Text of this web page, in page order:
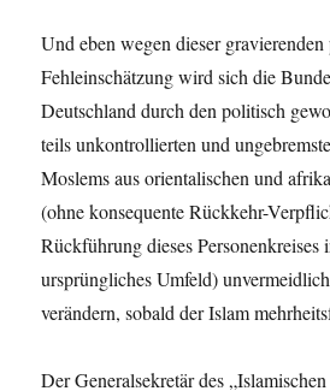
Und eben wegen dieser
Fehleinschätzung wird sich die
Deutschland durch den politisch
teils unkontrollierten und
Moslems aus orientalischen und
(ohne konsequente Rückkehr-
Rückführung dieses Personenkreises
ursprüngliches Umfeld)
verändern, sobald der Islam
Der Generalsekretär des